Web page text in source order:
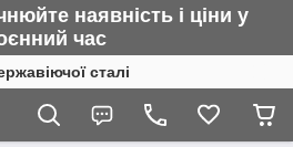
наявність і ціни у
час
сталі